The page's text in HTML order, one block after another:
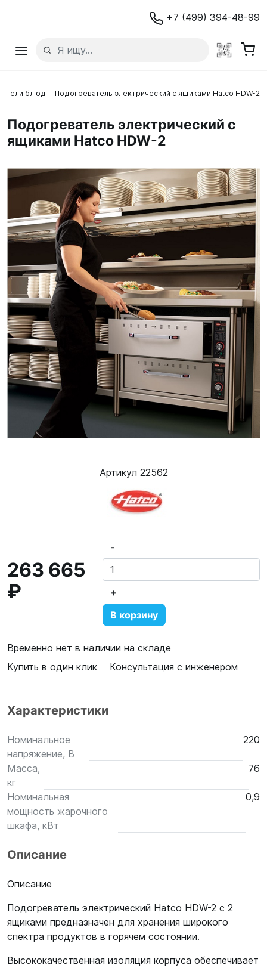
+7 (499) 394-48-99
блюд Подогреватель электрический с ящиками Hatco HDW-2
Подогреватель электрический с
ящиками Hatco HDW-2
Артикул 22562
263 665
₽
-
+
В корзину
Временно нет в наличии на складе
Купить в один клик
Консультация с инженером
Характеристики
Номинальное
напряжение, В
220
Масса,
кг
76
Номинальная
мощность жарочного
шкафа, кВт
0,9
Описание
Описание
Подогреватель электрический Hatco HDW-2 с 2
ящиками предназначен для хранения широкого
спектра продуктов в горячем состоянии.
Высококачественная изоляция корпуса обеспечивает